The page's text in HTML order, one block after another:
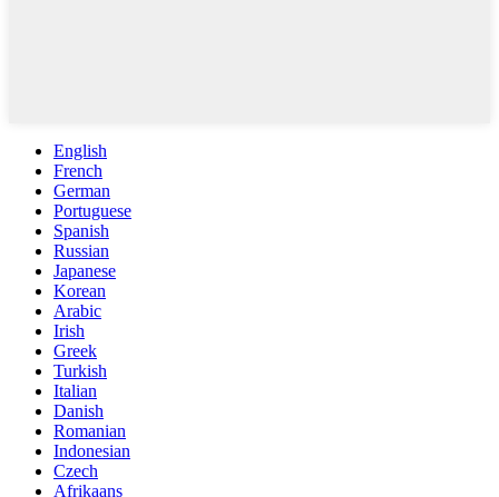
English
French
German
Portuguese
Spanish
Russian
Japanese
Korean
Arabic
Irish
Greek
Turkish
Italian
Danish
Romanian
Indonesian
Czech
Afrikaans